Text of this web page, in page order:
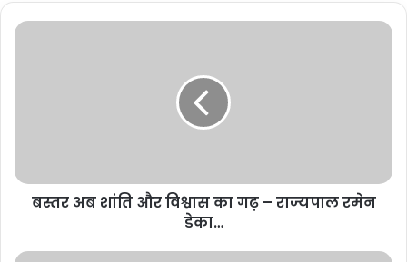
बस्तर अब शांति और विश्वास का गढ़ – राज्यपाल रमेन
डेका…